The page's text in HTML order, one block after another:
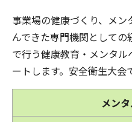
事業場の健康づくり、メ
んできた専門機関として
で行う健康教育・メンタ
ートします。安全衛生大会
メン